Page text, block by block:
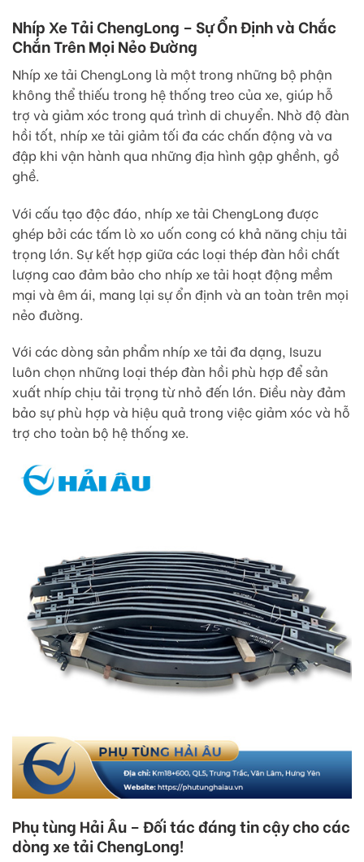
Nhíp Xe Tải ChengLong – Sự Ổn Định và Chắc
Chắn Trên Mọi Nẻo Đường
Nhíp xe tải ChengLong là một trong những bộ phận
không thể thiếu trong hệ thống treo của xe, giúp hỗ
trợ và giảm xóc trong quá trình di chuyển. Nhờ độ đàn
hồi tốt, nhíp xe tải giảm tối đa các chấn động và va
đập khi vận hành qua những địa hình gập ghềnh, gồ
ghề.
Với cấu tạo độc đáo, nhíp xe tải ChengLong được
ghép bởi các tấm lò xo uốn cong có khả năng chịu tải
trọng lớn. Sự kết hợp giữa các loại thép đàn hồi chất
lượng cao đảm bảo cho nhíp xe tải hoạt động mềm
mại và êm ái, mang lại sự ổn định và an toàn trên mọi
nẻo đường.
Với các dòng sản phẩm nhíp xe tải đa dạng, Isuzu
luôn chọn những loại thép đàn hồi phù hợp để sản
xuất nhíp chịu tải trọng từ nhỏ đến lớn. Điều này đảm
bảo sự phù hợp và hiệu quả trong việc giảm xóc và hỗ
trợ cho toàn bộ hệ thống xe.
Phụ tùng Hải Âu – Đối tác đáng tin cậy cho các
dòng xe tải ChengLong!